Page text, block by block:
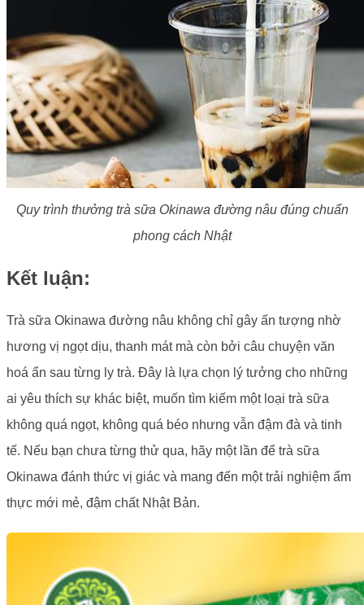
Quy trình thưởng trà sữa Okinawa đường nâu đúng chuẩn
phong cách Nhật
Kết luận:
Trà sữa Okinawa đường nâu không chỉ gây ấn tượng nhờ
hương vị ngọt dịu, thanh mát mà còn bởi câu chuyện văn
hoá ẩn sau từng ly trà. Đây là lựa chọn lý tưởng cho những
ai yêu thích sự khác biệt, muốn tìm kiếm một loại trà sữa
không quá ngọt, không quá béo nhưng vẫn đậm đà và tinh
tế. Nếu bạn chưa từng thử qua, hãy một lần để trà sữa
Okinawa đánh thức vị giác và mang đến một trải nghiệm ẩm
thực mới mẻ, đậm chất Nhật Bản.